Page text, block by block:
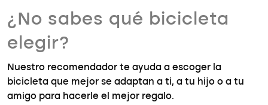
¿No sabes qué bicicleta
elegir?
Nuestro recomendador te ayuda a escoger la
bicicleta que mejor se adaptan a ti, a tu hijo o a tu
amigo para hacerle el mejor regalo.